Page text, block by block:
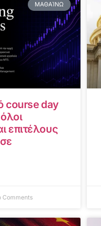
ΜΑΘΑΊΝΩ
course day
επιτέλους
Comments